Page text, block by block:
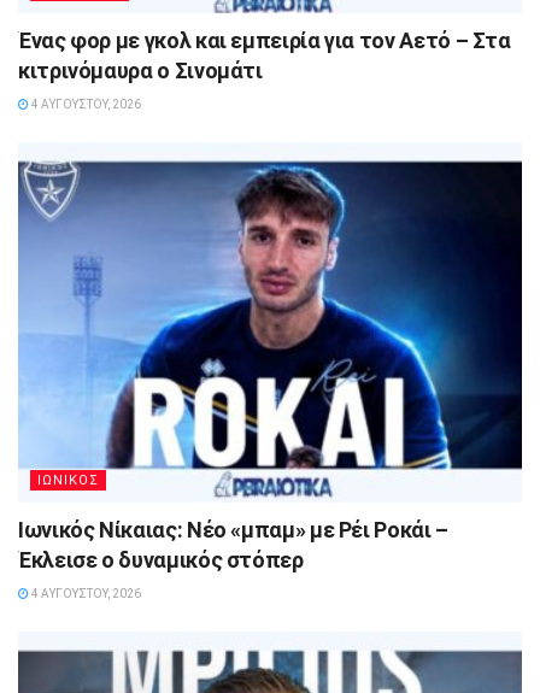
Ένας φορ με γκολ και εμπειρία για τον Αετό – Στα
κιτρινόμαυρα ο Σινομάτι
4 ΑΥΓΟΎΣΤΟΥ, 2026
ΙΩΝΙΚΟΣ
Ιωνικός Νίκαιας: Νέο «μπαμ» με Ρέι Ροκάι –
Έκλεισε ο δυναμικός στόπερ
4 ΑΥΓΟΎΣΤΟΥ, 2026